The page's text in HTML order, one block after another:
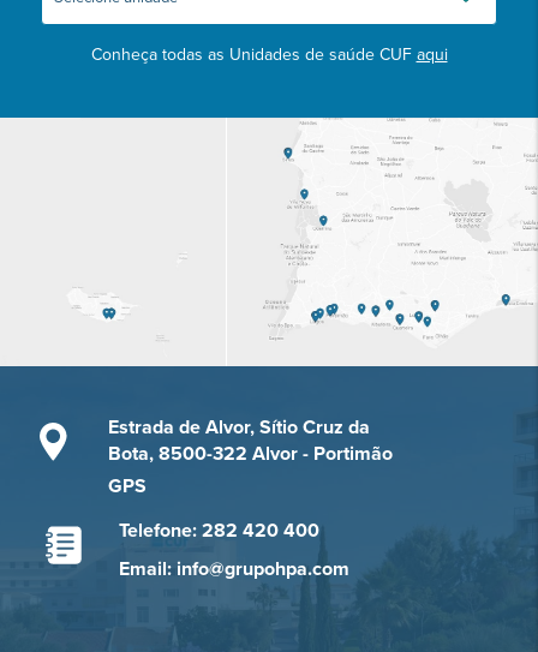
Conheça todas as Unidades de saúde CUF aqui
Estrada de Alvor, Sítio Cruz da
Bota, 8500-322 Alvor - Portimão
GPS
Telefone: 282 420 400
Email: info@grupohpa.com